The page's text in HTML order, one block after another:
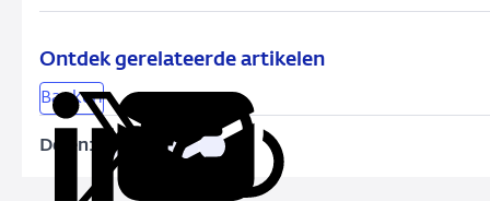
Ontdek gerelateerde artikelen
Banken
Delen:
Deel
via
DeelDeelKopieer